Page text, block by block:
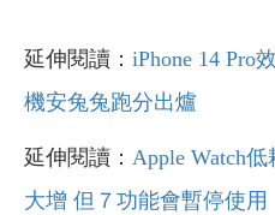
延伸閱讀： iPhone 14 Pro
機安兔兔跑分出爐
延伸閱讀： Apple Watch
大增 但７功能會暫停使用